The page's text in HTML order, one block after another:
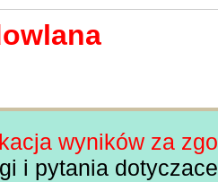
wyników za
i pytania